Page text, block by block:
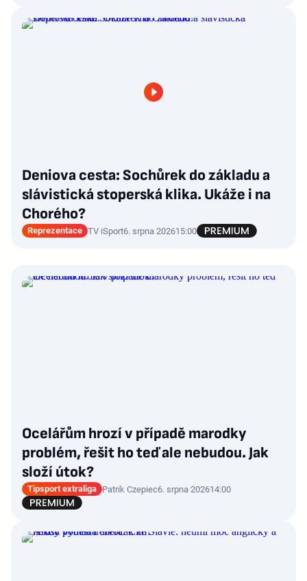
Deniova cesta: Sochůrek do základu a
slávistická stoperská klika. Ukáže i na
Chorého?
Reprezentace TV iSport6. srpna 202615:00
Ocelářům hrozí v případě marodky
problém, řešit ho teď ale nebudou. Jak
složí útok?
Tipsport extraliga Patrik Czepiec6. srpna 202614:00